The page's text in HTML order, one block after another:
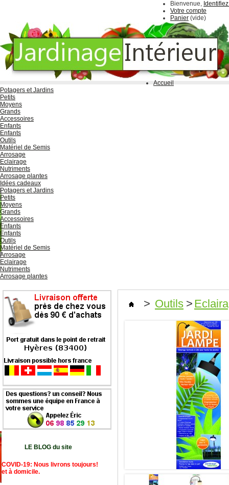
Bienvenue,
Votre compte
Panier (vide)
Accueil
Potagers et Jardins
Petits
Moyens
Grands
Accessoires
Enfants
Enfants
Outils
Matériel de Semis
Arrosage
Eclairage
Nutriments
Arrosage plantes
Idées cadeaux
Potagers et Jardins
Petits
Moyens
Grands
Accessoires
Enfants
Enfants
Outils
Matériel de Semis
Arrosage
Eclairage
Nutriments
Arrosage plantes
LE BLOG du site
COVID-19: Nous livrons toujours!
et à domicile.
> Outils >